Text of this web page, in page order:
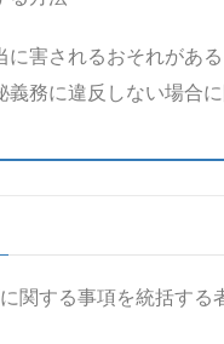
害されるおそれがあ
務に違反しない場合に
関する事項を統括する